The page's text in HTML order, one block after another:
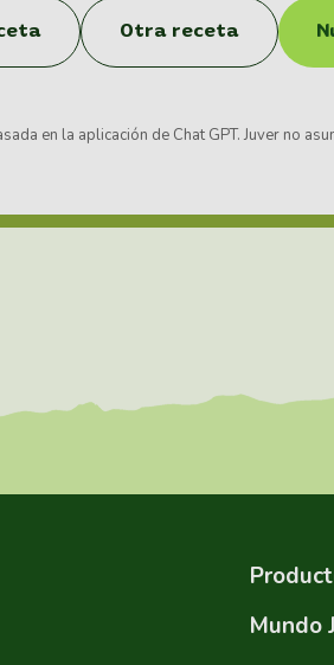
Otra receta
en la aplicación de Chat GPT. Juver no
Mundo